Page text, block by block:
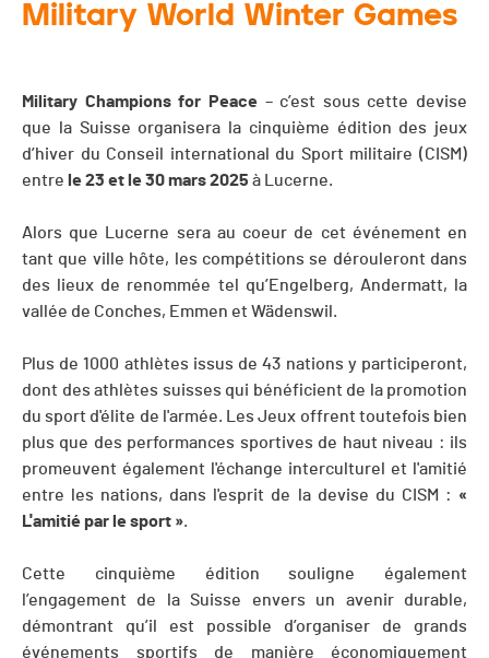
Military World Winter Games
Military Champions for Peace– c’est sous cette devise
que la Suisse organisera la cinquième édition des jeux
d’hiver du Conseil international du Sport militaire (CISM)
entre le 23 et le 30 mars 2025 à Lucerne.
Alors que Lucerne sera au coeur de cet événement en
tant que ville hôte, les compétitions se dérouleront dans
des lieux de renommée tel qu’Engelberg, Andermatt, la
vallée de Conches, Emmen et Wädenswil.
Plus de 1000 athlètes issus de 43 nations y participeront,
dont des athlètes suisses qui bénéficient de la promotion
du sport d'élite de l'armée. Les Jeux offrent toutefois bien
plus que des performances sportives de haut niveau : ils
promeuvent également l'échange interculturel et l'amitié
entre les nations, dans l'esprit de la devise du CISM : «
L'amitié par le sport ».
Cette cinquième édition souligne également
l’engagement de la Suisse envers un avenir durable,
démontrant qu’il est possible d’organiser de grands
événements sportifs de manière économiquement